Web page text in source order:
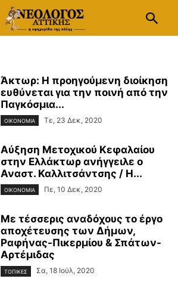
Άκτωρ: Η προηγούμενη διοίκηση
ευθύνεται για την ποινή από την
Παγκόσμια...
ΟΙΚΟΝΟΜΙΑ Τε, 23 Δεκ, 2020
Αύξηση Μετοχικού Κεφαλαίου
στην Ελλάκτωρ ανήγγειλε ο
Αναστ. Καλλιτσάντσης / Η...
ΟΙΚΟΝΟΜΙΑ Πε, 10 Δεκ, 2020
Με τέσσερις αναδόχους το έργο
αποχέτευσης των Δήμων,
Ραφήνας-Πικερμίου & Σπάτων-
Αρτέμιδας
ΤΟΠΙΚΕΣ Σα, 18 Ιούλ, 2020